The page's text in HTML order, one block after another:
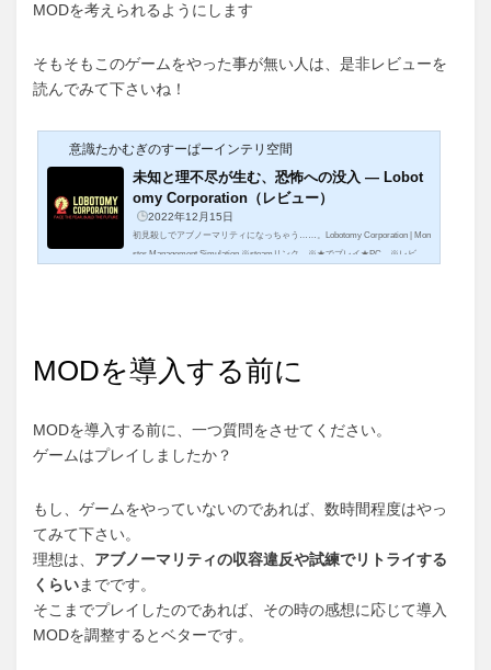
MODを考えられるようにします
そもそもこのゲームをやった事が無い人は、是非レビューを
読んでみて下さいね！
意識たかむぎのすーぱーインテリ空間
未知と理不尽が生む、恐怖への没入 ― Lobot
omy Corporation（レビュー）
2022年12月15日
初見殺しでアブノーマリティになっちゃう……。Lobotomy Corporation | Mon
ster Management Simulation ※steamリンク ※★でプレイ★PC ※レビュ
MODを導入する前に
MODを導入する前に、一つ質問をさせてください。
ゲームはプレイしましたか？
もし、ゲームをやっていないのであれば、数時間程度はやっ
てみて下さい。
理想は、 アブノーマリティの収容違反や試練でリトライする
くらいまでです。
そこまでプレイしたのであれば、その時の感想に応じて導入
MODを調整するとベターです。